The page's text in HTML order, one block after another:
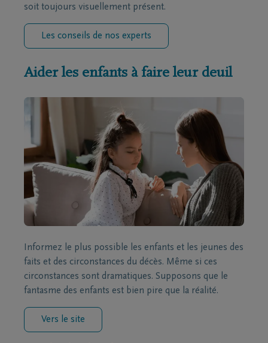
soit toujours visuellement présent.
Les conseils de nos experts
Aider les enfants à faire leur deuil
Informez le plus possible les enfants et les jeunes des
faits et des circonstances du décès. Même si ces
circonstances sont dramatiques. Supposons que le
fantasme des enfants est bien pire que la réalité.
Vers le site